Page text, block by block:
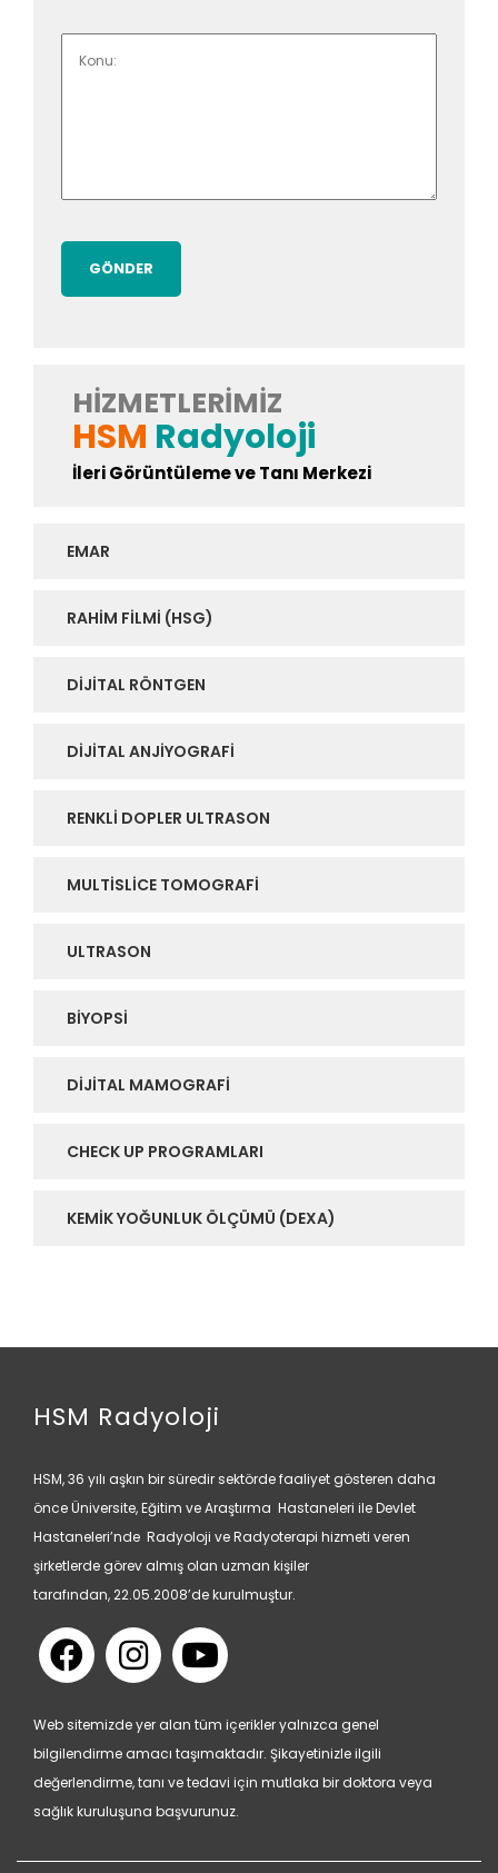
HIZMETLERIMIZ
HSM Radyoloji
İleri Görüntüleme ve Tanı Merkezi
EMAR
RAHIM FILMI (HSG)
DIJITAL RÖNTGEN
DIJITAL ANJIYOGRAFI
RENKLI DOPLER ULTRASON
MULTISLICE TOMOGRAFI
ULTRASON
BIYOPSI
DIJITAL MAMOGRAFI
CHECK UP PROGRAMLARI
KEMIK YOĞUNLUK ÖLÇÜMÜ (DEXA)
HSM Radyoloji
HSM, 36 yılı aşkın bir süredir sektörde faaliyet gösteren daha
önce Üniversite, Eğitim ve Araştırma Hastaneleri ile Devlet
Hastaneleri’nde Radyoloji ve Radyoterapi hizmeti veren
şirketlerde görev almış olan uzman kişiler
tarafından, 22.05.2008’de kurulmuştur.
Web sitemizde yer alan tüm içerikler yalnızca genel
bilgilendirme amacı taşımaktadır. Şikayetinizle ilgili
değerlendirme, tanı ve tedavi için mutlaka bir doktora veya
sağlık kuruluşuna başvurunuz.